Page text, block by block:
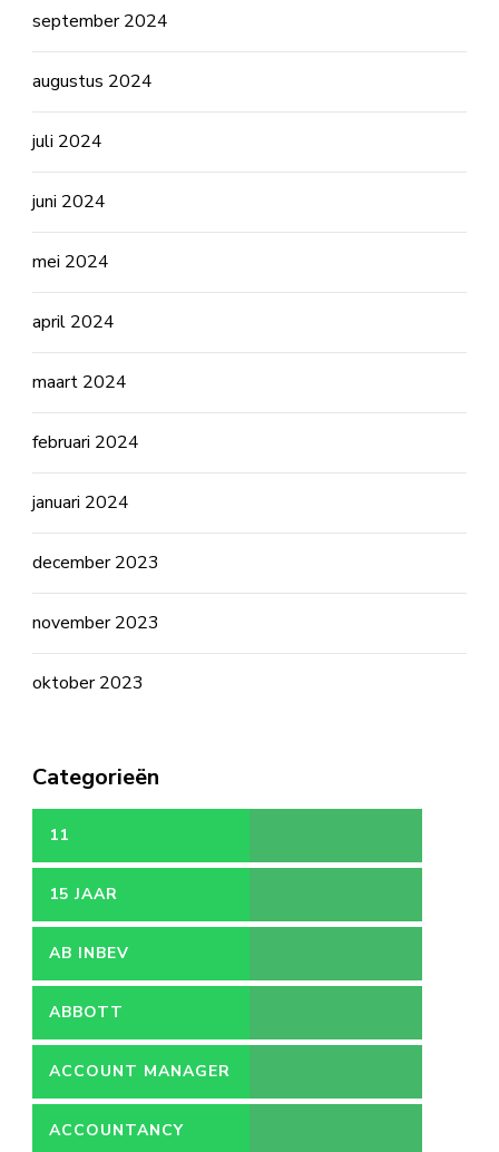
september 2024
augustus 2024
juli 2024
juni 2024
mei 2024
april 2024
maart 2024
februari 2024
januari 2024
december 2023
november 2023
oktober 2023
Categorieën
11
15 JAAR
AB INBEV
ABBOTT
ACCOUNT MANAGER
ACCOUNTANCY